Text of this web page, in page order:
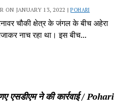
ON JANUARY 13, 2022 | POHARI
चौकी क्षेत्र‎ के जंगल के बीच अहेरा
नाच रहा था। इस बीच...
एसडीएम ने की कार्रवाई / Pohari